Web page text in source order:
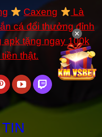
Caxeng
Là
cá đổi thưởng đỉnh
apk tặng ngay 100k
thật.
✕